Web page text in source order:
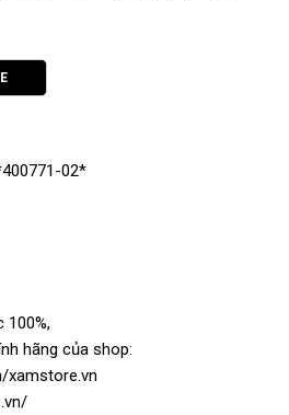
02*
100%,
hãng của shop:
xamstore.vn